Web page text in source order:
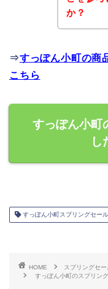
か？
⇒すっぽん小町の商
こちら
すっぽん小町
し
すっぽん小町スプリングセール
HOME
スプリングセー
すっぽん小町のスプリン